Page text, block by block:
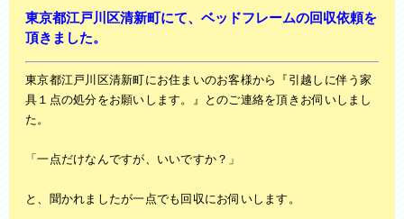
東京都江戸川区清新町にて、ベッドフレームの回収依頼を
頂きました。
東京都江戸川区清新町にお住まいのお客様から『引越しに伴う家
具１点の処分をお願いします。
』とのご連絡を頂きお伺いしまし
た。
「一点だけなんですが、いいですか？」
と、聞かれましたが一点でも回収にお伺いします。